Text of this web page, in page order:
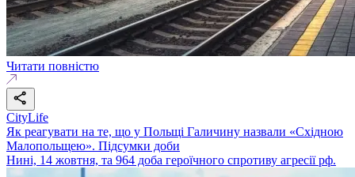
Читати повністю
CityLife
Як реагувати на те, що у Польщі Галичину назвали «Східною
Малопольщею». Підсумки доби
Нині, 14 жовтня, та 964 доба героїчного спротиву агресії рф.